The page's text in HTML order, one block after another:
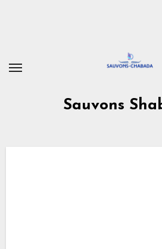
Sauvons